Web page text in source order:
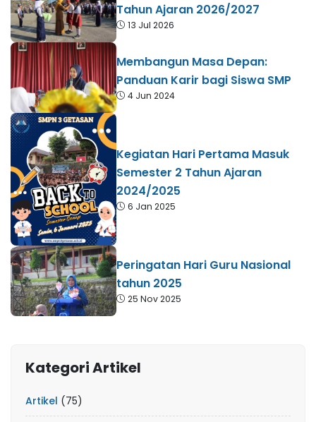
Tahun Ajaran 2026/2027
13 Jul 2026
Membangun Masa Depan:
Panduan Karir bagi Siswa SMP
4 Jun 2024
Kegiatan Hari Pertama Masuk
Semester 2 Tahun Ajaran
2024/2025
6 Jan 2025
Peringatan Hari Guru Nasional
tahun 2025
25 Nov 2025
Kategori Artikel
Artikel (75)